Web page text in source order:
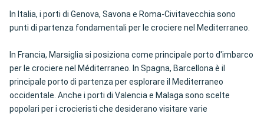
In Italia, i porti di Genova, Savona e Roma-Civitavecchia sono
punti di partenza fondamentali per le crociere nel Mediterraneo.
In Francia, Marsiglia si posiziona come principale porto d'imbarco
per le crociere nel Méditerraneo. In Spagna, Barcellona è il
principale porto di partenza per esplorare il Mediterraneo
occidentale. Anche i porti di Valencia e Malaga sono scelte
popolari per i crocieristi che desiderano visitare varie